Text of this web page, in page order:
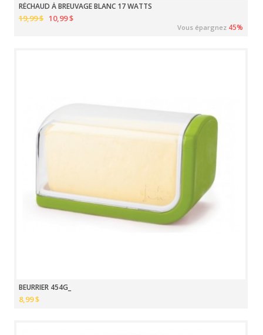
RÉCHAUD À BREUVAGE BLANC 17 WATTS
19,99 $ 10,99 $
Vous épargnez 45%
BEURRIER 454G_
8,99 $